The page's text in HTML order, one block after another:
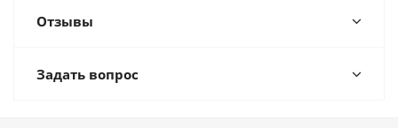
Отзывы
Задать вопрос